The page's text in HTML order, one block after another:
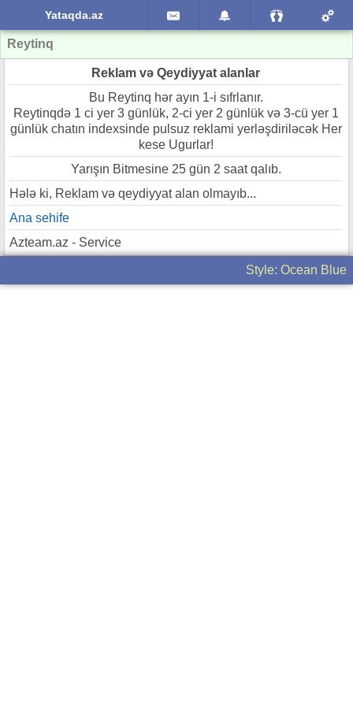
Yataqda.az
Reytinq
Reklam və Qeydiyyat alanlar
Bu Reytinq hər ayın 1-i sıfrlanır.
Reytinqdə 1 ci yer 3 günlük, 2-ci yer 2 günlük və 3-cü yer 1
günlük chatın indexsinde pulsuz reklami yerləşdiriləcək Her
kese Ugurlar!
Yarışın Bitmesine 25 gün 2 saat qalıb.
Hələ ki, Reklam və qeydiyyat alan olmayıb...
Ana sehife
Azteam.az - Service
Style: Ocean Blue